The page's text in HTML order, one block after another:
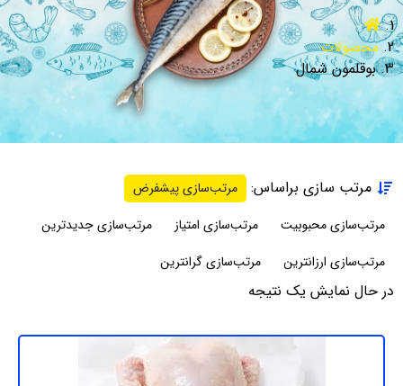
محصولات
بوقلمون شمال
در حال نمایش یک نتیجه
مرتب سازی براساس:
مرتب‌سازی پیشفرض
مرتب‌سازی محبوبیت
مرتب‌سازی امتیاز
مرتب‌سازی جدیدترین
مرتب‌سازی ارزانترین
مرتب‌سازی گرانترین